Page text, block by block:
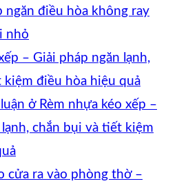
ngăn điều hòa không ray
nhỏ
– Giải pháp ngăn lạnh,
điều hòa hiệu quả
ở Rèm nhựa kéo xếp –
chắn bụi và tiết kiệm
cửa ra vào phòng thờ –